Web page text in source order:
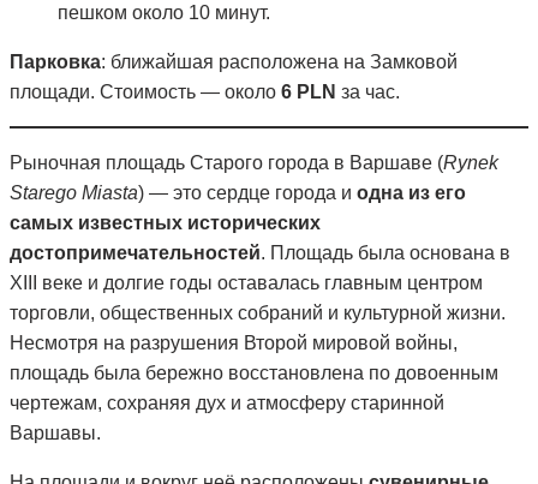
пешком около 10 минут.
Парковка: ближайшая расположена на Замковой
площади. Стоимость — около 6 PLN за час.
Рыночная площадь Старого города в Варшаве (Rynek
Starego Miasta) — это сердце города и одна из его
самых известных исторических
достопримечательностей. Площадь была основана в
XIII веке и долгие годы оставалась главным центром
торговли, общественных собраний и культурной жизни.
Несмотря на разрушения Второй мировой войны,
площадь была бережно восстановлена по довоенным
чертежам, сохраняя дух и атмосферу старинной
Варшавы​.